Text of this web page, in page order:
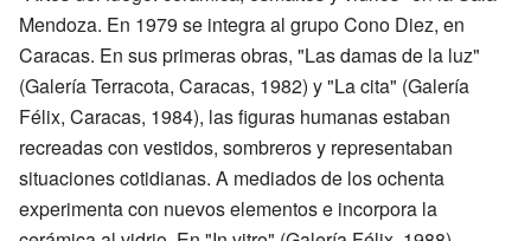
Mendoza. En 1979 se integra al grupo Cono Diez, en
Caracas. En sus primeras obras, "Las damas de la luz"
(Galería Terracota, Caracas, 1982) y "La cita" (Galería
Félix, Caracas, 1984), las figuras humanas estaban
recreadas con vestidos, sombreros y representaban
situaciones cotidianas. A mediados de los ochenta
experimenta con nuevos elementos e incorpora la